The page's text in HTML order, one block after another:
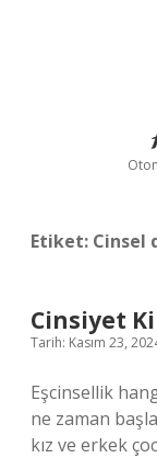
Etiket: Cinsel
Cinsiyet
Tarih: Kasım 23,
Eşcinsellik
ne zaman
kız ve erkek